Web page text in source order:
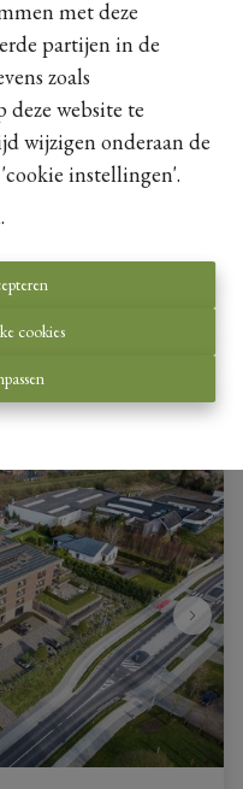
met deze
partijen in de
zoals
deze website te
wijzigen onderaan de
instellingen'.
.
cookies
aan.